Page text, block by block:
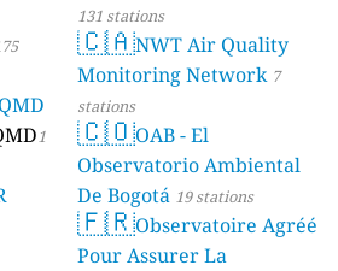
75
1
131 stations
🇨🇦NWT Air Quality
Monitoring Network 7
stations
🇨🇴OAB - El
Observatorio Ambiental
De Bogotá 19 stations
🇫🇷Observatoire Agréé
Pour Assurer La